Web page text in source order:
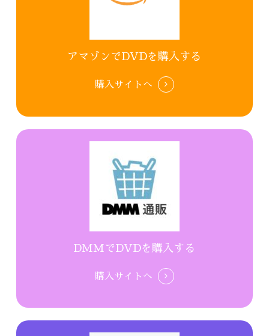
アマゾンでDVDを購入する
購入サイトへ
DMMでDVDを購入する
購入サイトへ